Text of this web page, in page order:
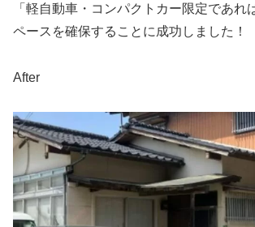
「軽自動車・コンパクトカー限定であれ
ペースを確保することに成功しました！
After